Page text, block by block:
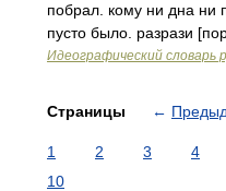
побрал. кому ни дна ни
пусто было. разрази
Идеографический словарь
Страницы ←
1 2 3 4
10